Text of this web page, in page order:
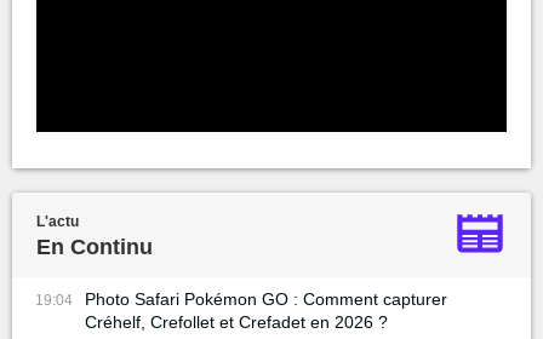
L'actu
En Continu
19:04
Photo Safari Pokémon GO : Comment capturer
Créhelf, Crefollet et Crefadet en 2026 ?